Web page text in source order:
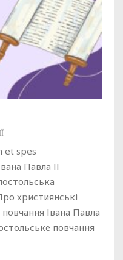
et spes
Павла ІІ
християнські
Івана Павла
повчання